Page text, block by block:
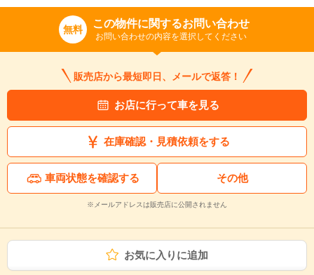
無料 この物件に関するお問い合わせ
お問い合わせの内容を選択してください
販売店から最短即日、メールで返答！
お店に行って車を見る
在庫確認・見積依頼をする
車両状態を確認する その他
※メールアドレスは販売店に公開されません
お気に入りに追加